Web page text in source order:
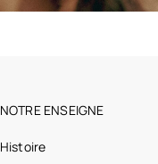
NOTRE ENSEIGNE
Histoire